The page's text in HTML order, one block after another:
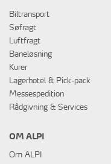
Biltransport
Søfragt
Luftfragt
Baneløsning
Kurer
Lagerhotel & Pick-pack
Messespedition
Rådgivning & Services
OM ALPI
Om ALPI